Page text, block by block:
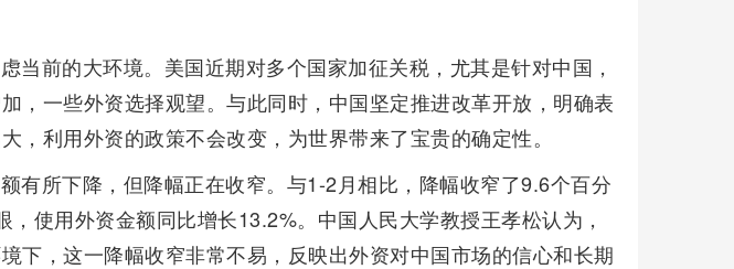
当前的大环境。美国近期对多个国家加征关税，尤其是针对中国，
，一些外资选择观望。与此同时，中国坚定推进改革开放，明确表
，利用外资的政策不会改变，为世界带来了宝贵的确定性。
有所下降，但降幅正在收窄。与1-2月相比，降幅收窄了9.6个百分
，使用外资金额同比增长13.2%。中国人民大学教授王孝松认为，
下，这一降幅收窄非常不易，反映出外资对中国市场的信心和长期